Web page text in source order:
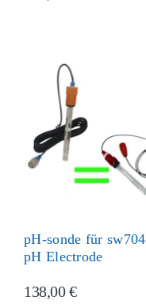
pH-sonde für sw704
pH Electrode
138,00 €